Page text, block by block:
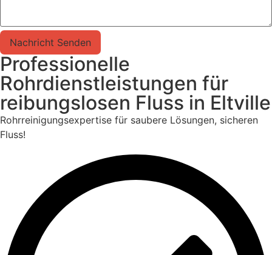
Nachricht Senden
Professionelle
Rohrdienstleistungen für
reibungslosen Fluss in Eltville
Rohrreinigungsexpertise für saubere Lösungen, sicheren
Fluss!